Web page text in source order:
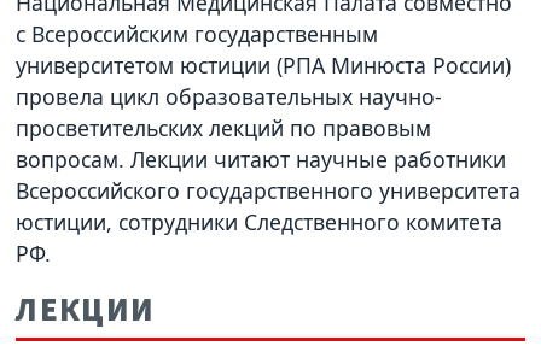
с Всероссийским государственным
университетом юстиции (РПА Минюста России)
провела цикл образовательных научно-
просветительских лекций по правовым
вопросам. Лекции читают научные работники
Всероссийского государственного университета
юстиции, сотрудники Следственного комитета
РФ.
ЛЕКЦИИ